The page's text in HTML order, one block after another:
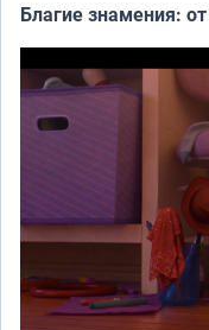
Благие знамения: